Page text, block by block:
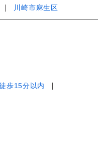
川崎市麻生区
歩15分以内